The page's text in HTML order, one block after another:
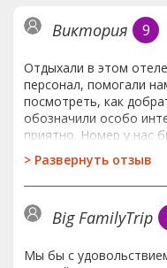
Виктория 9
Отдыхали в этом
персонал, помогали
посмотреть, как
обозначили особо
приятно. Номер у нас
вечерами можно
доступности основные
мало важно. Люди
район на метро,
Вокруг множество
небольшой рынок. Мы
> Развернуть отзыв
Big FamilyTrip
Мы бы с